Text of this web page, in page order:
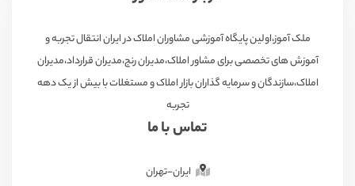
ملک آموز،اولین پایگاه آموزشی مشاوران املاک در ایران انتقال تجربه و
آموزش های تخصصی برای مشاور املاک،مدیران رنج،مدیران قرارداد،مدیران
املاک،سازندگان و سرمایه گذاران بازار املاک و مستغلات با بیش از یک دهه
تجربه
تماس با ما
ایران-تهران